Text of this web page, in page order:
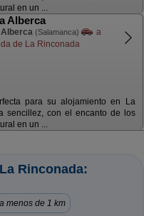
en un ...
Alberca
Alberca (Salamanca)
a
de La Rinconada
para su alojamiento en La
sencillez, con el encanto de los
en un ...
Rinconada:
a menos de 1 km